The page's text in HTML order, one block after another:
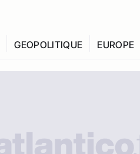
GEOPOLITIQUE EUROPE